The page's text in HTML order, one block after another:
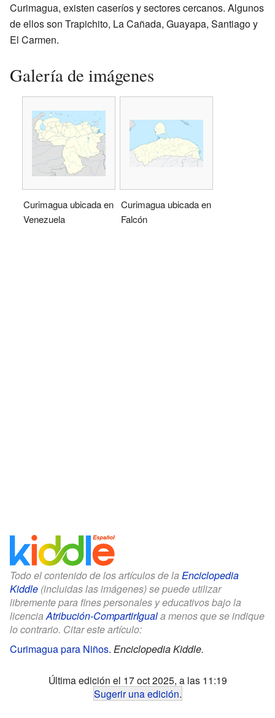
Curimagua, existen caseríos y sectores cercanos. Algunos
de ellos son Trapichito, La Cañada, Guayapa, Santiago y
El Carmen.
Galería de imágenes
Curimagua ubicada en
Venezuela
Curimagua ubicada en
Falcón
Todo el contenido de los artículos de la Enciclopedia
Kiddle (incluidas las imágenes) se puede utilizar
libremente para fines personales y educativos bajo la
licenciaAtribución-CompartirIguala menos que se indique
lo contrario. Citar este artículo:
Curimagua para Niños. Enciclopedia Kiddle.
Última edición el 17 oct 2025, a las 11:19
Sugerir una edición.